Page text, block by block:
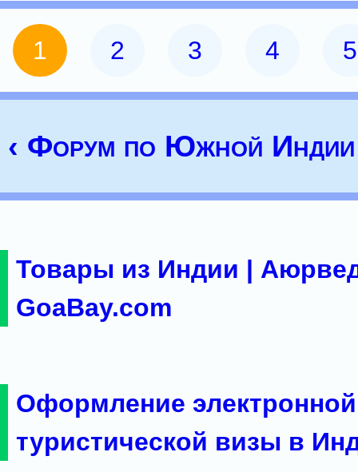
1 2 3 4 5
‹ Форум по Южной
Товары из Индии |
GoaBay.com
Оформление электронной
туристической визы в